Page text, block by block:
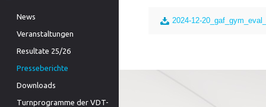
News
Veranstaltungen
Resultate 25/26
Presseberichte
Downloads
Turnprogramme der VDT-
2024-12-